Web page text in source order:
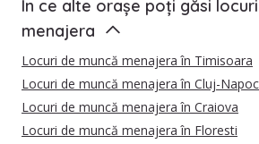
În ce alte orașe poți găsi
menajera
Locuri de muncă menajera în Timisoara
Locuri de muncă menajera în Cluj-
Locuri de muncă menajera în Craiova
Locuri de muncă menajera în Floresti